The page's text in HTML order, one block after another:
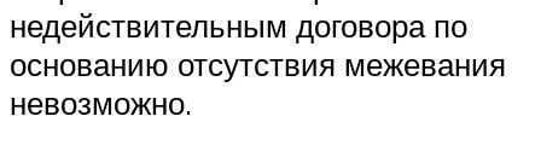
недействительным договора по
основанию отсутствия межевания
невозможно.